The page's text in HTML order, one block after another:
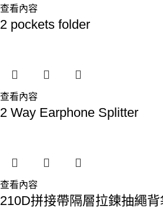
查看內容
2 pockets folder
查看內容
2 Way Earphone Splitter
查看內容
210D拼接帶隔層拉鍊抽繩背